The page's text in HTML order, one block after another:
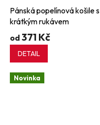
Pánská popelínová košile s
krátkým rukávem
od 371 Kč
DETAIL
Novinka